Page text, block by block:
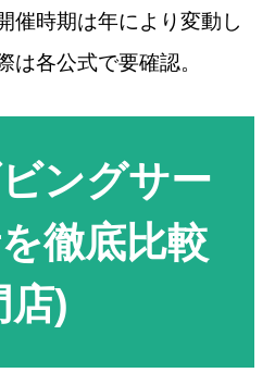
催時期は年により変動し
は各公式で要確認。
ングサー
徹底比較
店)